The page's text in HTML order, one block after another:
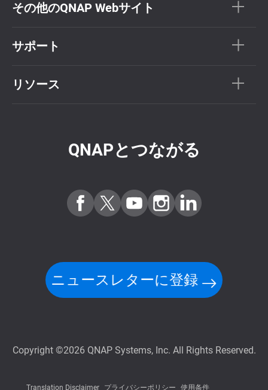
その他のQNAP Webサイト
サポート
リソース
QNAPとつながる
ニュースレターに登録
Copyright ©2026 QNAP Systems, Inc. All Rights Reserved.
Translation Disclaimer プライバシーポリシー 使用条件